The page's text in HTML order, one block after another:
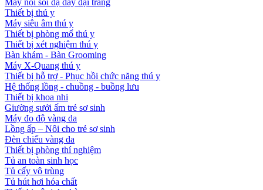
Máy nội soi dạ dày đại tràng
Thiết bị thú y
Máy siêu âm thú y
Thiết bị phòng mổ thú y
Thiết bị xét nghiệm thú y
Bàn khám - Bàn Grooming
Máy X-Quang thú y
Thiết bị hỗ trợ - Phục hồi chức năng thú y
Hệ thống lồng - chuồng - buồng lưu
Thiết bị khoa nhi
Giường sưởi ấm trẻ sơ sinh
Máy đo độ vàng da
Lồng ấp – Nôi cho trẻ sơ sinh
Đèn chiếu vàng da
Thiết bị phòng thí nghiệm
Tủ an toàn sinh học
Tủ cấy vô trùng
Tủ hút hơi hóa chất